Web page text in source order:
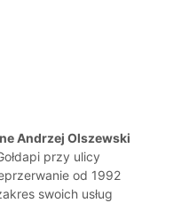
Andrzej Olszewski
przy ulicy
od 1992
swoich usług